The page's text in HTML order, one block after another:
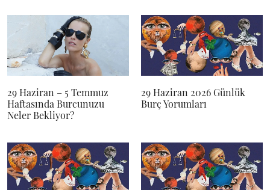
29 Haziran – 5 Temmuz
Haftasında Burcunuzu
Neler Bekliyor?
29 Haziran 2026 Günlük
Burç Yorumları